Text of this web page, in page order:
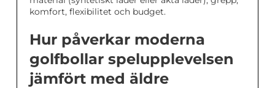
komfort, flexibilitet och budget.
Hur påverkar moderna
golfbollar spelupplevelsen
jämfört med äldre